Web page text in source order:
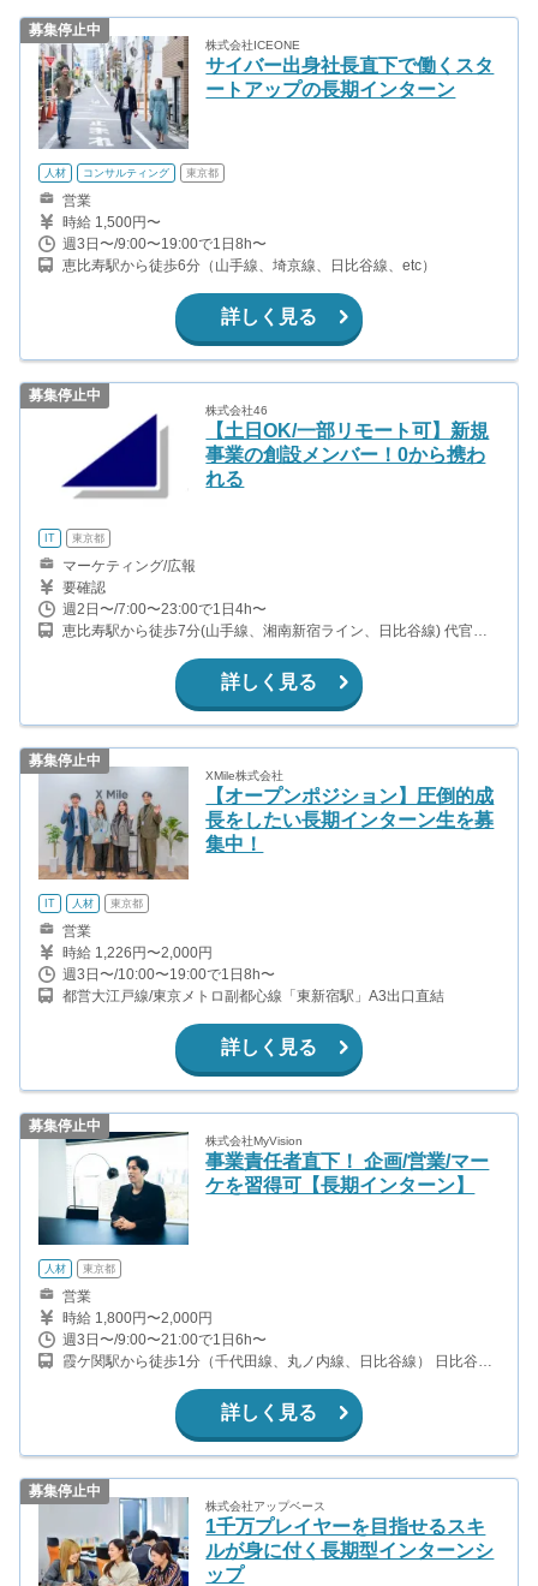
募集停止中
株式会社ICEONE
サイバー出身社長直下で働くスタ
ートアップの長期インターン
人材 コンサルティング 東京都
営業
時給 1,500円〜
週3日〜/9:00〜19:00で1日8h〜
恵比寿駅から徒歩6分（山手線、埼京線、日比谷線、etc）
詳しく見る
募集停止中
株式会社46
【土日OK/一部リモート可】新規
事業の創設メンバー！0から携わ
れる
IT 東京都
マーケティング/広報
要確認
週2日〜/7:00〜23:00で1日4h〜
恵比寿駅から徒歩7分(山手線、湘南新宿ライン、日比谷線) 代官山
詳しく見る
募集停止中
XMile株式会社
【オープンポジション】圧倒的成
長をしたい長期インターン生を募
集中！
IT 人材 東京都
営業
時給 1,226円〜2,000円
週3日〜/10:00〜19:00で1日8h〜
都営大江戸線/東京メトロ副都心線「東新宿駅」A3出口直結
詳しく見る
募集停止中
株式会社MyVision
事業責任者直下！ 企画/営業/マー
ケを習得可【長期インターン】
人材 東京都
営業
時給 1,800円〜2,000円
週3日〜/9:00〜21:00で1日6h〜
霞ケ関駅から徒歩1分（千代田線、丸ノ内線、日比谷線） 日比谷駅
分（三田線） 虎ノ門駅から徒歩5分（銀座線、日比谷線）
詳しく見る
募集停止中
株式会社アップベース
1千万プレイヤーを目指せるスキ
ルが身に付く長期型インターンシ
ップ